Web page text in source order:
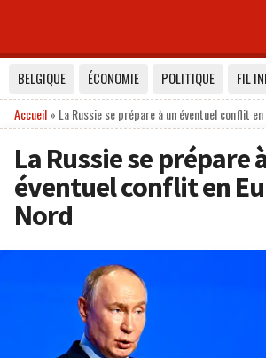
BELGIQUE ÉCONOMIE POLITIQUE FIL
Accueil» La Russie se prépare à un éventuel conflit
La Russie se prépare
éventuel conflit en
Nord